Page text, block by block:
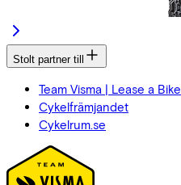
Stolt partner till
Team Visma | Lease a Bike
Cykelfrämjandet
Cykelrum.se